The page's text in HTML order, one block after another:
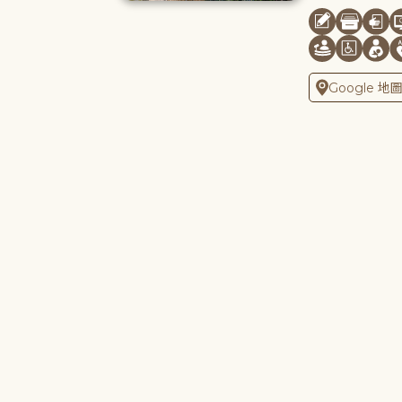
Google 地